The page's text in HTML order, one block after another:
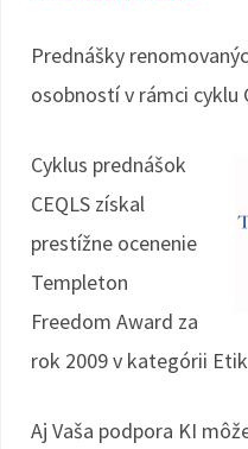
Prednášky
osobností v rámci cyklu
Cyklus prednášok
CEQLS získal
prestížne ocenenie
Templeton
Freedom Award za
rok 2009 v kategórii
Aj Vaša podpora KI